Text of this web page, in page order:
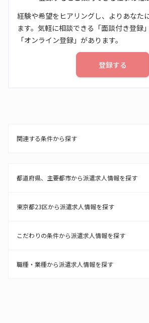
経験や希望をヒアリングし、よりあなた
ます。気軽に相談できる「面談付き登録
「オンライン登録」があります。
登録する
関連する条件から探す
都道府県、主要都市から派遣求人情報を探す
東京都23区から派遣求人情報を探す
こだわりの条件から派遣求人情報を探す
職種・業種から派遣求人情報を探す